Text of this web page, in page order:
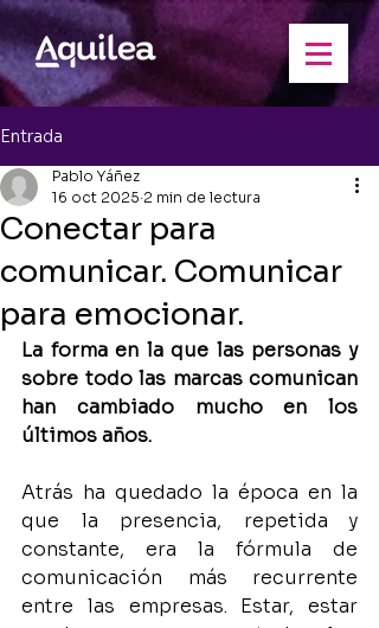
Entrada
Conectar para
comunicar. Comunicar
para emocionar.
Pablo Yáñez
16 oct 2025 2 min de lectura
La forma en la que las personas y
sobre todo las marcas comunican
han cambiado mucho en los
últimos años.
Atrás ha quedado la época en la
que la presencia, repetida y
constante, era la fórmula de
comunicación más recurrente
entre las empresas. Estar, estar